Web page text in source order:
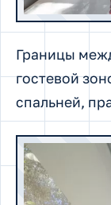
Границы
гостевой
спальней,